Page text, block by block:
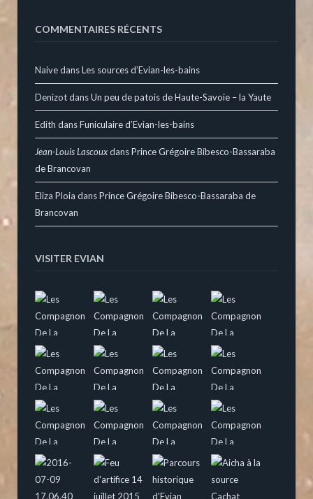
COMMENTAIRES RÉCENTS
NaivedansLes sources d’Evian-les-bains
DenizotdansUn peu de patois de Haute-Savoie – la Yaute
Edith dansFuniculaire d’Evian-les-bains
Jean-Louis LascouxdansPrince Grégoire Bibesco-Bassaraba
de Brancovan
Eliza Ploia dansPrince Grégoire Bibesco-Bassaraba de
Brancovan
VISITER EVIAN